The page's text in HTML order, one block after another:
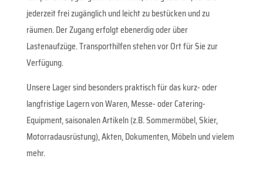
jederzeit frei zugänglich und leicht zu bestücken und zu
räumen. Der Zugang erfolgt ebenerdig oder über
Lastenaufzüge. Transporthilfen stehen vor Ort für Sie zur
Verfügung.
Unsere Lager sind besonders praktisch für das kurz- oder
langfristige Lagern von Waren, Messe- oder Catering-
Equipment, saisonalen Artikeln (z.B. Sommermöbel, Skier,
Motorradausrüstung), Akten, Dokumenten, Möbeln und vielem
mehr.